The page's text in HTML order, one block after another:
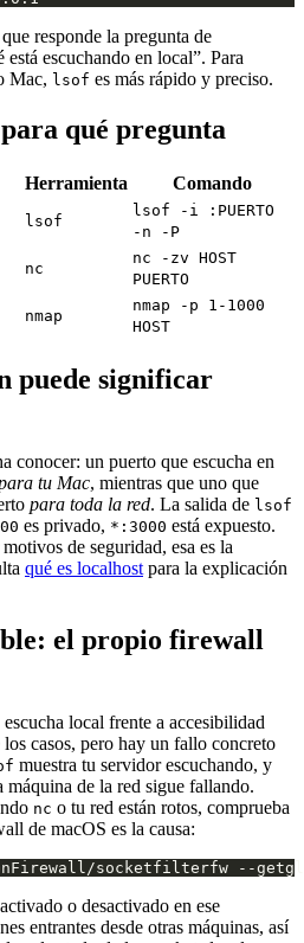
responde la pregunta de
escuchando en local”. Para
Mac, lsof es más rápido y preciso.
qué pregunta
Herramienta
Comando
lsof
lsof -i :PUERTO
-n -P
nc
nc -zv HOST
PUERTO
nmap
nmap -p 1-1000
HOST
puede significar
conocer: un puerto que escucha en
tu Mac, mientras que uno que
para toda la red. La salida de lsof
es privado, *:3000 está expuesto.
de seguridad, esa es la
qué es localhost para la explicación
el propio firewall
local frente a accesibilidad
casos, pero hay un fallo concreto
muestra tu servidor escuchando, y
máquina de la red sigue fallando.
nc o tu red están rotos, comprueba
de macOS es la causa:
o desactivado en ese
entrantes desde otras máquinas, así